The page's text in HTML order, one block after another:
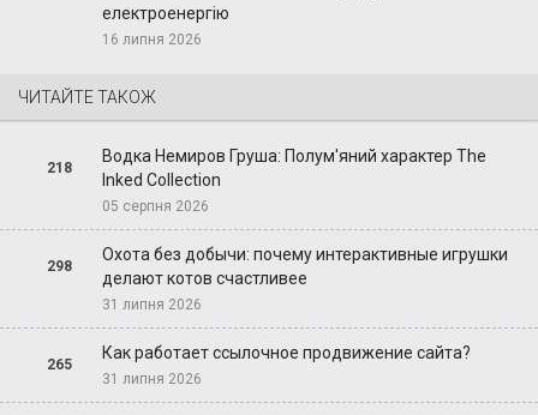
електроенергію
16 липня 2026
ЧИТАЙТЕ ТАКОЖ
218
Водка Немиров Груша: Полум'яний характер The
Inked Collection
05 серпня 2026
298
Охота без добычи: почему интерактивные игрушки
делают котов счастливее
31 липня 2026
265
Как работает ссылочное продвижение сайта?
31 липня 2026